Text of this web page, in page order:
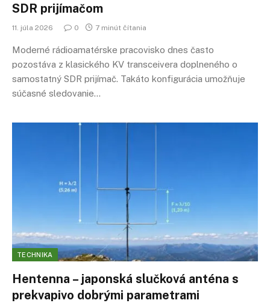
SDR prijímačom
11. júla 2026 0 7 minút čítania
Moderné rádioamatérske pracovisko dnes často
pozostáva z klasického KV transceivera doplneného o
samostatný SDR prijímač. Takáto konfigurácia umožňuje
súčasné sledovanie…
TECHNIKA
Hentenna – japonská slučková anténa s
prekvapivo dobrými parametrami